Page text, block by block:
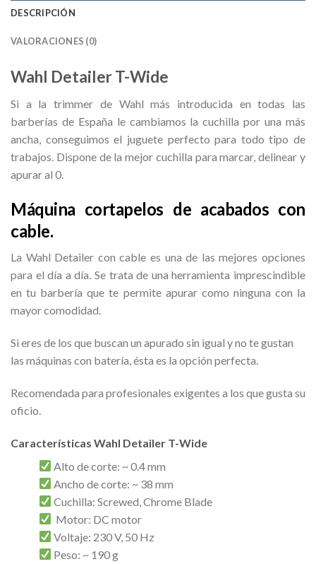
DESCRIPCIÓN
VALORACIONES (0)
Wahl Detailer T-Wide
Si a la trimmer de Wahl más introducida en todas las
barberías de España le cambiamos la cuchilla por una más
ancha, conseguimos el juguete perfecto para todo tipo de
trabajos. Dispone de la mejor cuchilla para marcar, delinear y
apurar al 0.
Máquina cortapelos de acabados con
cable.
La Wahl Detailer con cable es una de las mejores opciones
para el día a día. Se trata de una herramienta imprescindible
en tu barbería que te permite apurar como ninguna con la
mayor comodidad.
Si eres de los que buscan un apurado sin igual y no te gustan
las máquinas con batería, ésta es la opción perfecta.
Recomendada para profesionales exigentes a los que gusta su
oficio.
Características Wahl Detailer T-Wide
Alto de corte: ~ 0.4 mm
Ancho de corte: ~ 38 mm
Cuchilla: Screwed, Chrome Blade
Motor: DC motor
Voltaje: 230 V, 50 Hz
Peso: ~ 190 g